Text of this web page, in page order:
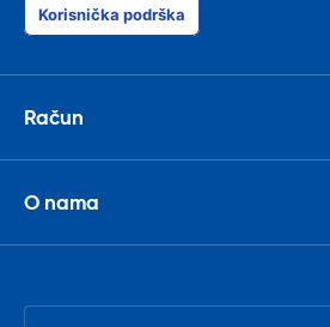
Korisnička podrška
Račun
O nama